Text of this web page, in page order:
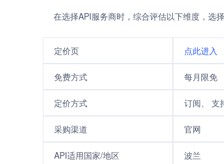
在选择API服务商时，综合评估以下维度，选
定价页 点此进入
免费方式 每月限免
定价方式 订阅、 支
采购渠道 官网
API适用国家/地区 波兰